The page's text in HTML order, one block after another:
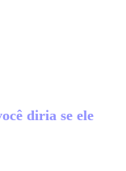
diria se ele